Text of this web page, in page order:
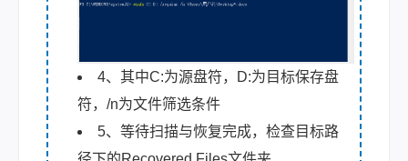
4、其中C:为源盘符，D:为目标保存盘
符，/n为文件筛选条件
5、等待扫描与恢复完成，检查目标路